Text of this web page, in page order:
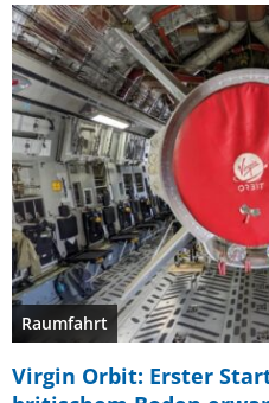
Raumfahrt
Virgin Orbit: Erster